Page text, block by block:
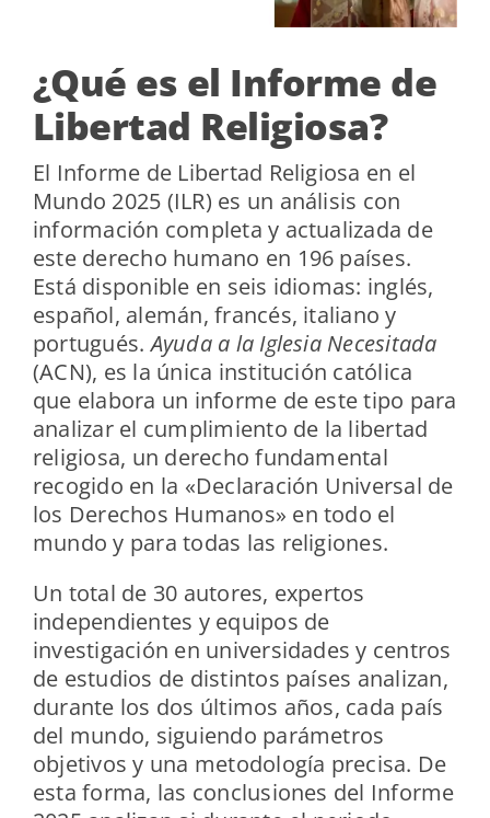
¿Qué es el Informe de
Libertad Religiosa?
El Informe de Libertad Religiosa en el
Mundo 2025 (ILR) es un análisis con
información completa y actualizada de
este derecho humano en 196 países.
Está disponible en seis idiomas: inglés,
español, alemán, francés, italiano y
portugués.Ayuda a la Iglesia Necesitada
(ACN), es la única institución católica
que elabora un informe de este tipo para
analizar el cumplimiento de la libertad
religiosa, un derecho fundamental
recogido en la «Declaración Universal de
los Derechos Humanos» en todo el
mundo y para todas las religiones.
Un total de 30 autores, expertos
independientes y equipos de
investigación en universidades y centros
de estudios de distintos países analizan,
durante los dos últimos años, cada país
del mundo, siguiendo parámetros
objetivos y una metodología precisa. De
esta forma, las conclusiones del Informe